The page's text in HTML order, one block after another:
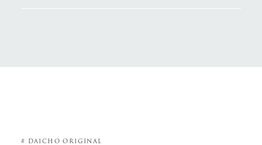
# DAICHO ORIGINAL